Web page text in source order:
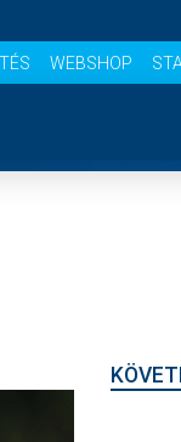
WEBSHOP